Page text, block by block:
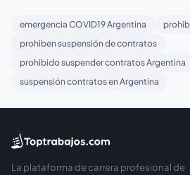
emergencia COVID19 Argentina
prohiben suspensión de contratos
prohibido suspender contratos Argentina
suspensión contratos en Argentina
La plataforma de carrera profesional de